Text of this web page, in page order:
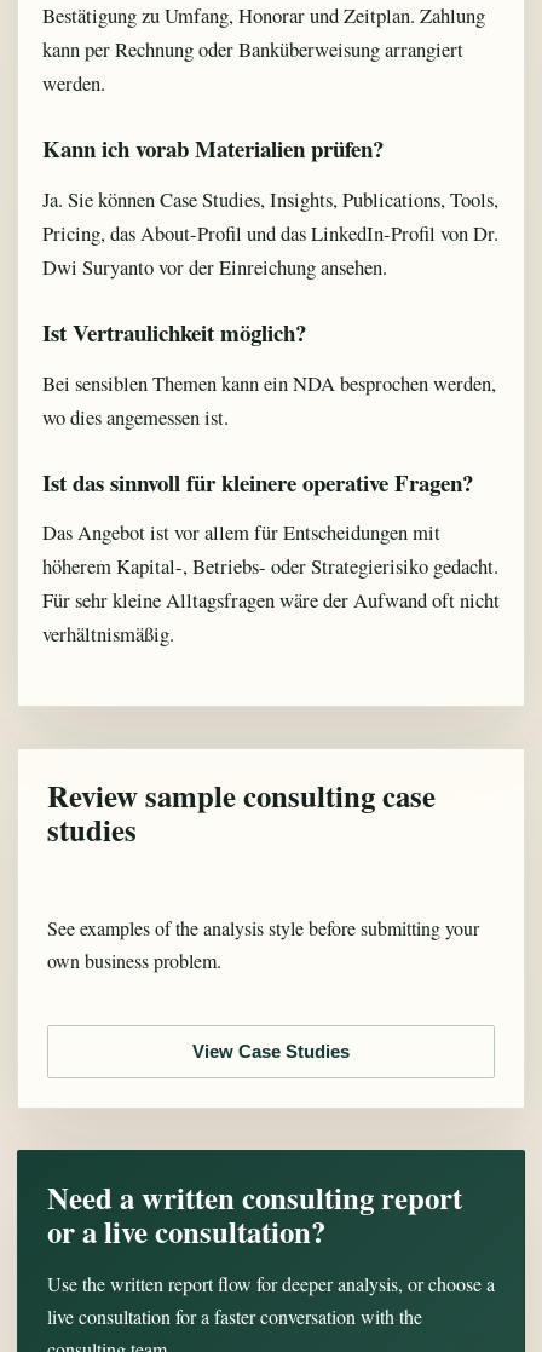
Bestätigung zu Umfang, Honorar und Zeitplan. Zahlung
kann per Rechnung oder Banküberweisung arrangiert
werden.
Kann ich vorab Materialien prüfen?
Ja. Sie können Case Studies, Insights, Publications, Tools,
Pricing, das About-Profil und das LinkedIn-Profil von Dr.
Dwi Suryanto vor der Einreichung ansehen.
Ist Vertraulichkeit möglich?
Bei sensiblen Themen kann ein NDA besprochen werden,
wo dies angemessen ist.
Ist das sinnvoll für kleinere operative Fragen?
Das Angebot ist vor allem für Entscheidungen mit
höherem Kapital-, Betriebs- oder Strategierisiko gedacht.
Für sehr kleine Alltagsfragen wäre der Aufwand oft nicht
verhältnismäßig.
Review sample consulting case
studies
See examples of the analysis style before submitting your
own business problem.
View Case Studies
Need a written consulting report
or a live consultation?
Use the written report flow for deeper analysis, or choose a
live consultation for a faster conversation with the